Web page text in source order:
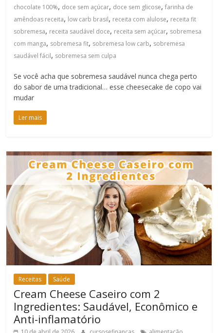
chocolate 100%, doce sem açúcar, doce sem glicose,farinha de
amêndoas receita, low carb brasil, receita com alulose, receita fit
sobremesa, receita saudável doce, receita sem açúcar, sobremesa
com manga, sobremesa fit, sobremesa low carb, sobremesa
saudável fácil, sobremesa sem culpa
Se você acha que sobremesa saudável nunca chega perto
do sabor de uma tradicional… esse cheesecake de copo vai
mudar
Ler mais
Receitas Saúde
Cream Cheese Caseiro com 2
Ingredientes: Saudável, Econômico e
Anti-inflamatório